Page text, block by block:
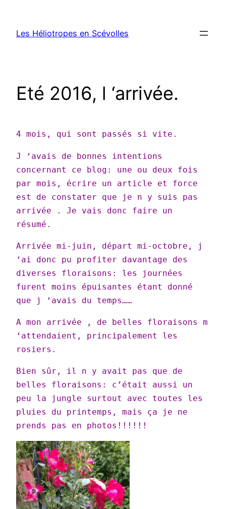
contenu
Les Héliotropes en Scévolles
Eté 2016, l ‘arrivée.
4 mois, qui sont passés si vite.
J ‘avais de bonnes intentions
concernant ce blog: une ou deux fois
par mois, écrire un article et force
est de constater que je n y suis pas
arrivée . Je vais donc faire un
résumé.
Arrivée mi-juin, départ mi-octobre, j
‘ai donc pu profiter davantage des
diverses floraisons: les journées
furent moins épuisantes étant donné
que j ‘avais du temps……
A mon arrivée , de belles floraisons m
‘attendaient, principalement les
rosiers.
Bien sûr, il n y avait pas que de
belles floraisons: c’était aussi un
peu la jungle surtout avec toutes les
pluies du printemps, mais ça je ne
prends pas en photos!!!!!!